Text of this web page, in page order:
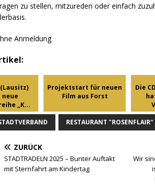
zu stellen, mitzureden oder einfach
Anmeldung
„K...
Projektstart für neuen
Film aus Forst
Die
RESTAURANT "ROSENFLAIR"
ZURÜCK
STADTRADELN 2025 – Bunter Auftakt
mit Sternfahrt am Kindertag
Wir